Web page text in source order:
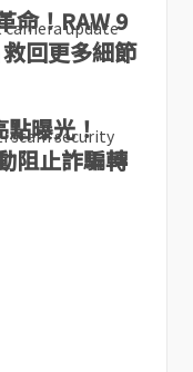
命！RAW 9
回更多細節
點曝光！
阻止詐騙轉